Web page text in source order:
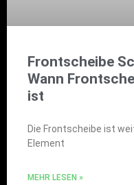
Frontscheibe
Wann
ist
Die Frontscheibe ist
Element
MEHR LESEN »